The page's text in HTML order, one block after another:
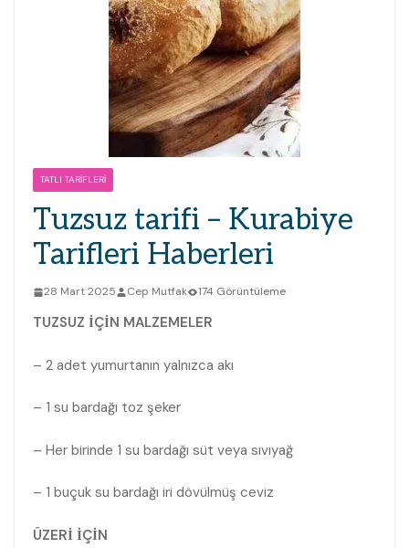
TATLI TARIFLERI
Tuzsuz tarifi – Kurabiye
Tarifleri Haberleri
28 Mart 2025 Cep Mutfak 174 Görüntüleme
TUZSUZ İÇİN MALZEMELER
– 2 adet yumurtanın yalnızca akı
– 1 su bardağı toz şeker
– Her birinde 1 su bardağı süt veya sıvıyağ
– 1 buçuk su bardağı iri dövülmüş ceviz
ÜZERİ İÇİN